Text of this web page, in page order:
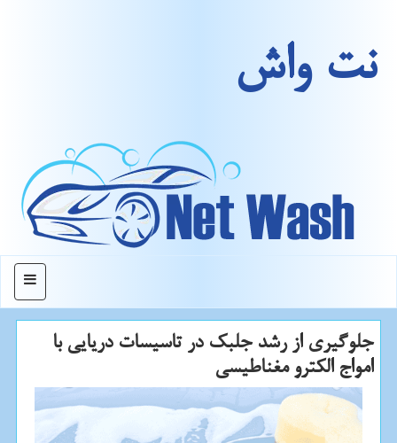
نت واش
منو
جلوگیری از رشد جلبك در تاسیسات دریایی با
امواج الكترو مغناطیسی